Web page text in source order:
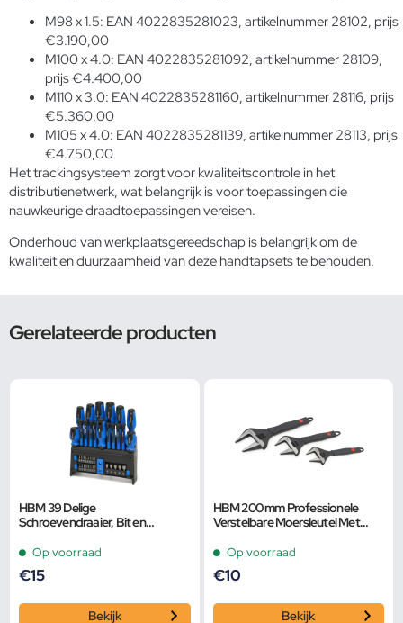
M98 x 1.5: EAN 4022835281023, artikelnummer 28102, prijs
€3.190,00
M100 x 4.0: EAN 4022835281092, artikelnummer 28109,
prijs €4.400,00
M110 x 3.0: EAN 4022835281160, artikelnummer 28116, prijs
€5.360,00
M105 x 4.0: EAN 4022835281139, artikelnummer 28113, prijs
€4.750,00
Het trackingsysteem zorgt voor kwaliteitscontrole in het
distributienetwerk, wat belangrijk is voor toepassingen die
nauwkeurige draadtoepassingen vereisen.
Onderhoud van werkplaatsgereedschapis belangrijk om de
kwaliteit en duurzaamheid van deze handtapsets te behouden.
Gerelateerde producten
HBM 39 Delige
Schroevendraaier, Bit en
Op voorraad
€15
Bekijk
HBM 200 mm Professionele
Verstelbare Moersleutel Met
Smalle Bek
Op voorraad
€10
Bekijk